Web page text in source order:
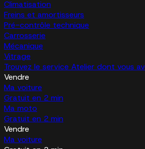
Climatisation
Freins et amortisseurs
Pré-contrôle technique
Carrosserie
Mécanique
Vitrage
Trouvez le service Atelier dont vous
Vendre
Ma voiture
Gratuit en 2 min
Ma moto
Gratuit en 2 min
Vendre
Ma voiture